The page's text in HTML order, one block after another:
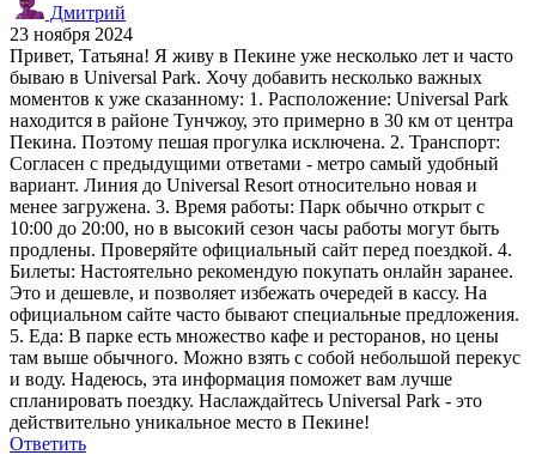
Дмитрий
23 ноября 2024
Привет, Татьяна! Я живу в Пекине уже несколько лет и часто
бываю в Universal Park. Хочу добавить несколько важных
моментов к уже сказанному: 1. Расположение: Universal Park
находится в районе Тунчжоу, это примерно в 30 км от центра
Пекина. Поэтому пешая прогулка исключена. 2. Транспорт:
Согласен с предыдущими ответами - метро самый удобный
вариант. Линия до Universal Resort относительно новая и
менее загружена. 3. Время работы: Парк обычно открыт с
10:00 до 20:00, но в высокий сезон часы работы могут быть
продлены. Проверяйте официальный сайт перед поездкой. 4.
Билеты: Настоятельно рекомендую покупать онлайн заранее.
Это и дешевле, и позволяет избежать очередей в кассу. На
официальном сайте часто бывают специальные предложения.
5. Еда: В парке есть множество кафе и ресторанов, но цены
там выше обычного. Можно взять с собой небольшой перекус
и воду. Надеюсь, эта информация поможет вам лучше
спланировать поездку. Наслаждайтесь Universal Park - это
действительно уникальное место в Пекине!
Ответить